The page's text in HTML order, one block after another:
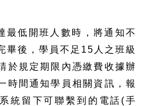
最低開班人數時，將通知不
畢後，學員不足15人之班級
於規定期限內憑繳費收據辦
時間通知學員相關資訊，報
統留下可聯繫到的電話(手